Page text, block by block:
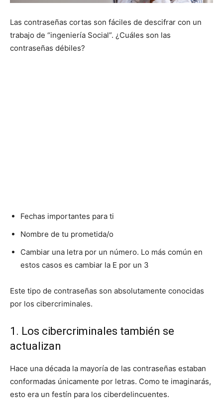
Las contraseñas cortas son fáciles de descifrar con un
trabajo de “ingeniería Social”. ¿Cuáles son las
contraseñas débiles?
Fechas importantes para ti
Nombre de tu prometida/o
Cambiar una letra por un número. Lo más común en
estos casos es cambiar la E por un 3
Este tipo de contraseñas son absolutamente conocidas
por los cibercriminales.
1. Los cibercriminales también se
actualizan
Hace una década la mayoría de las contraseñas estaban
conformadas únicamente por letras. Como te imaginarás,
esto era un festín para los ciberdelincuentes.